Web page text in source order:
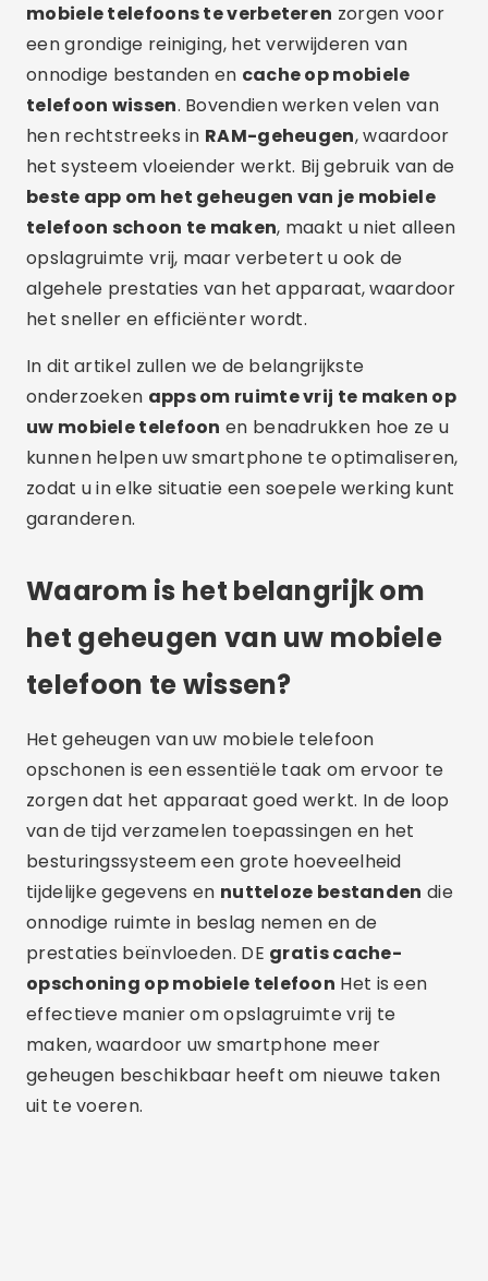
mobiele telefoons te verbeteren zorgen voor
een grondige reiniging, het verwijderen van
onnodige bestanden en cache op mobiele
telefoon wissen. Bovendien werken velen van
hen rechtstreeks in RAM-geheugen, waardoor
het systeem vloeiender werkt. Bij gebruik van de
beste app om het geheugen van je mobiele
telefoon schoon te maken, maakt u niet alleen
opslagruimte vrij, maar verbetert u ook de
algehele prestaties van het apparaat, waardoor
het sneller en efficiënter wordt.
In dit artikel zullen we de belangrijkste
onderzoeken apps om ruimte vrij te maken op
uw mobiele telefoon en benadrukken hoe ze u
kunnen helpen uw smartphone te optimaliseren,
zodat u in elke situatie een soepele werking kunt
garanderen.
Waarom is het belangrijk om
het geheugen van uw mobiele
telefoon te wissen?
Het geheugen van uw mobiele telefoon
opschonen is een essentiële taak om ervoor te
zorgen dat het apparaat goed werkt. In de loop
van de tijd verzamelen toepassingen en het
besturingssysteem een grote hoeveelheid
tijdelijke gegevens en nutteloze bestanden die
onnodige ruimte in beslag nemen en de
prestaties beïnvloeden. DE gratis cache-
opschoning op mobiele telefoon Het is een
effectieve manier om opslagruimte vrij te
maken, waardoor uw smartphone meer
geheugen beschikbaar heeft om nieuwe taken
uit te voeren.